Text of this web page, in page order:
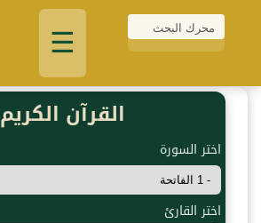
☰
القرآن الكريم
اختر السورة
اختر القارئ